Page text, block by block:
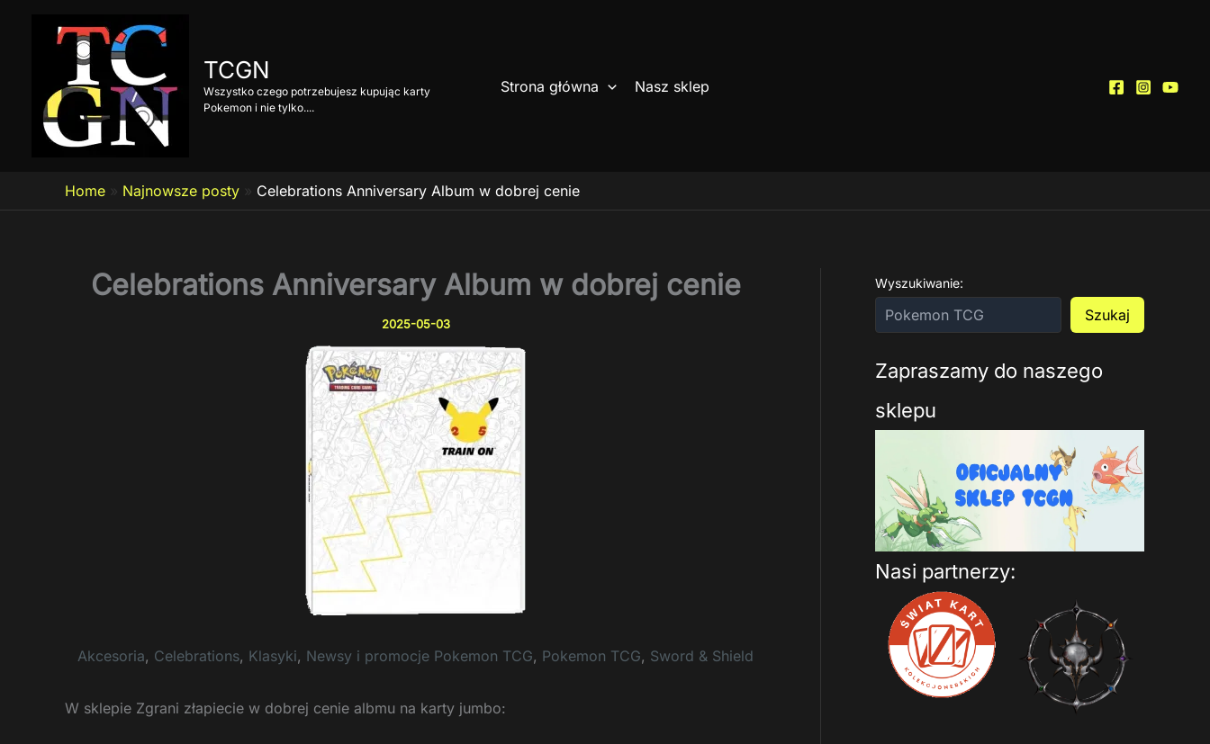
TCGN
Wszystko czego potrzebujesz kupując karty
Pokemon i nie tylko....
Strona główna Nasz sklep
Home » Najnowsze posty » Celebrations Anniversary Album w dobrej cenie
Celebrations Anniversary Album w dobrej cenie
2025-05-03
Akcesoria, Celebrations, Klasyki, Newsy i promocje Pokemon TCG, Pokemon TCG, Sword & Shield
W sklepie Zgrani złapiecie w dobrej cenie albmu na karty jumbo:
Wyszukiwanie:
Szukaj
Zapraszamy do naszego
sklepu
Nasi partnerzy: